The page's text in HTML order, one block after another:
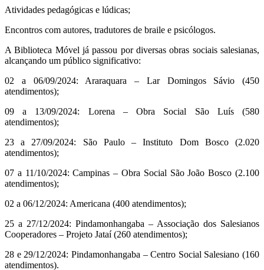
Atividades pedagógicas e lúdicas;
Encontros com autores, tradutores de braile e psicólogos.
A Biblioteca Móvel já passou por diversas obras sociais salesianas,
alcançando um público significativo:
02 a 06/09/2024: Araraquara – Lar Domingos Sávio (450
atendimentos);
09 a 13/09/2024: Lorena – Obra Social São Luís (580
atendimentos);
23 a 27/09/2024: São Paulo – Instituto Dom Bosco (2.020
atendimentos);
07 a 11/10/2024: Campinas – Obra Social São João Bosco (2.100
atendimentos);
02 a 06/12/2024: Americana (400 atendimentos);
25 a 27/12/2024: Pindamonhangaba – Associação dos Salesianos
Cooperadores – Projeto Jataí (260 atendimentos);
28 e 29/12/2024: Pindamonhangaba – Centro Social Salesiano (160
atendimentos).